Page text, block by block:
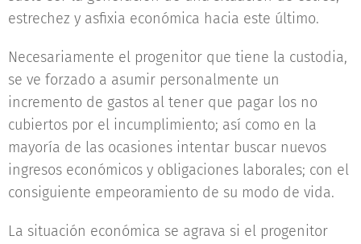
estrechez y asfixia económica hacia este último.
Necesariamente el progenitor que tiene la custodia,
se ve forzado a asumir personalmente un
incremento de gastos al tener que pagar los no
cubiertos por el incumplimiento; así como en la
mayoría de las ocasiones intentar buscar nuevos
ingresos económicos y obligaciones laborales; con el
consiguiente empeoramiento de su modo de vida.
La situación económica se agrava si el progenitor